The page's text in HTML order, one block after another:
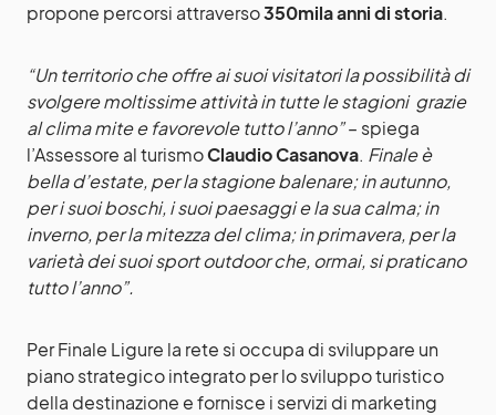
propone percorsi attraverso350mila anni di storia.
“Un territorio che offre ai suoi visitatori la possibilità di
svolgere moltissime attività in tutte le stagioni grazie
al clima mite e favorevole tutto l’anno”– spiega
l’Assessore al turismoClaudio Casanova. Finale è
bella d’estate, per la stagione balenare; in autunno,
per i suoi boschi, i suoi paesaggi e la sua calma; in
inverno, per la mitezza del clima; in primavera, per la
varietà dei suoi sport outdoor che, ormai, si praticano
tutto l’anno”.
Per Finale Ligure la rete si occupa di sviluppare un
piano strategico integrato per lo sviluppo turistico
della destinazione e fornisce i servizi di marketing